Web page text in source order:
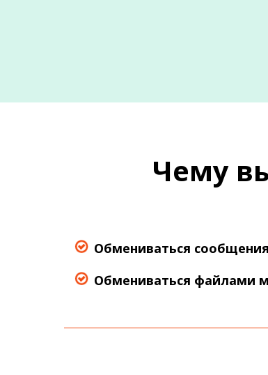
Чему
Обмениваться
Обмениваться файлами